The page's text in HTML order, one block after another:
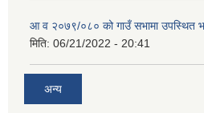
आ व २०७९/०८० को गाउँ सभामा उपस्थित
मिति: 06/21/2022 - 20:41
अन्य